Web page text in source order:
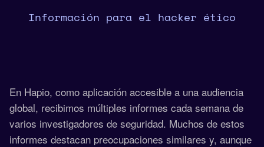
Información para el hacker ético
En Hapio, como aplicación accesible a una audiencia
global, recibimos múltiples informes cada semana de
varios investigadores de seguridad. Muchos de estos
informes destacan preocupaciones similares y, aunque